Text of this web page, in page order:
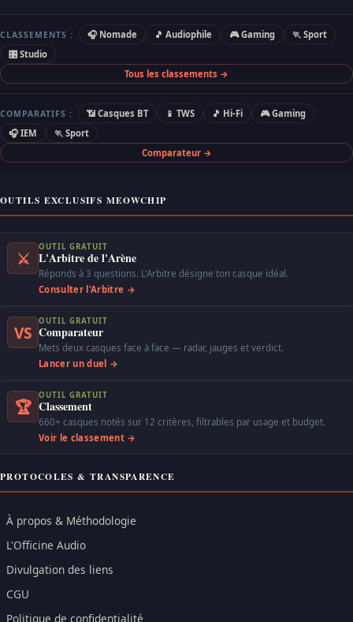
CLASSEMENTS : 🎧 Nomade 🎵 Audiophile 🎮 Gaming
🏃 Sport
🎛 Studio
Tous les classements →
COMPARATIFS : 📶 Casques BT 📱 TWS 🎵 Hi-Fi
🎮 Gaming
🎧 IEM
🏃 Sport
Comparateur →
OUTILS EXCLUSIFS MEOWCHIP
⚔
OUTIL GRATUIT
L'Arbitre de l'Arène
Réponds à 3 questions. L'Arbitre désigne ton casque idéal.
Consulter l'Arbitre →
VS
OUTIL GRATUIT
Comparateur
Mets deux casques face à face — radar, jauges et verdict.
Lancer un duel →
🏆
OUTIL GRATUIT
Classement
660+ casques notés sur 12 critères, filtrables par usage et budget.
Voir le classement →
PROTOCOLES & TRANSPARENCE
À propos & Méthodologie
L'Officine Audio
Divulgation des liens
CGU
Politique de confidentialité